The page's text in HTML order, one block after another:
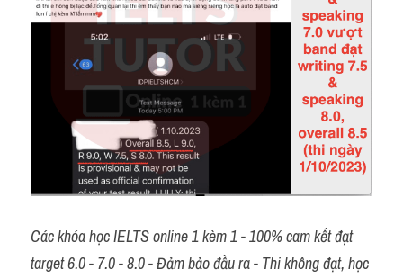
Các khóa học IELTS online 1 kèm 1 - 100% cam kết đạt
target 6.0 - 7.0 - 8.0 - Đảm bảo đầu ra - Thi không đạt, học